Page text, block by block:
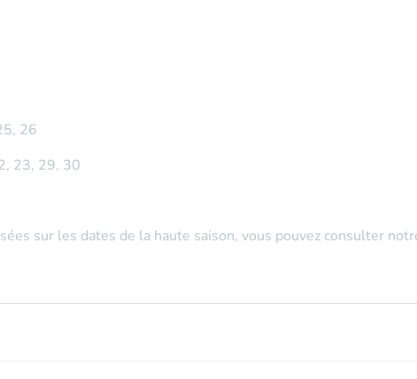
26
23, 29, 30
sur les dates de la haute saison, vous pouvez consulter